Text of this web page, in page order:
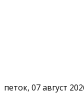
петок, 07 август